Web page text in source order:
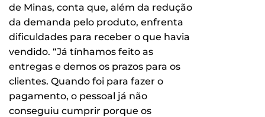
de Minas, conta que, além da redução
da demanda pelo produto, enfrenta
dificuldades para receber o que havia
vendido. “Já tínhamos feito as
entregas e demos os prazos para os
clientes. Quando foi para fazer o
pagamento, o pessoal já não
conseguiu cumprir porque os